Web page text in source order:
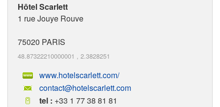
Hôtel Scarlett
1 rue Jouye Rouve
75020 PARIS
48.87322210000001 , 2.3828251
www.hotelscarlett.com/
contact@hotelscarlett.com
tel : +33 1 77 38 81 81